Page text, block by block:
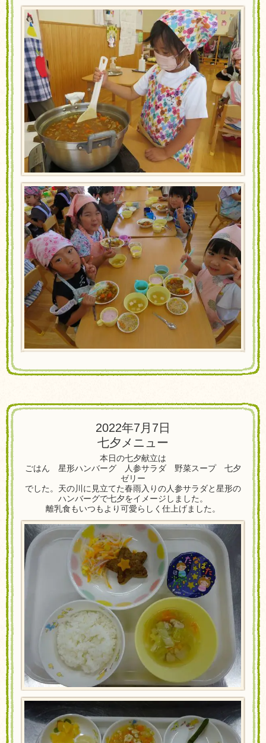
2022年7月7日
七夕メニュー
本日の七夕献立は
ごはん 星形ハンバーグ 人参サラダ 野菜スープ 七夕
ゼリー
でした。天の川に見立てた春雨入りの人参サラダと星形の
ハンバーグで七夕をイメージしました。
離乳食もいつもより可愛らしく仕上げました。